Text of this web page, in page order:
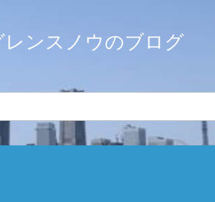
レンスノウのブログ